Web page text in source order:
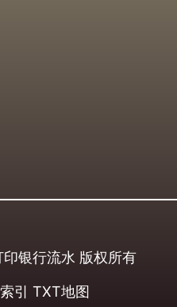
印银行流水 版权所有
引 TXT地图